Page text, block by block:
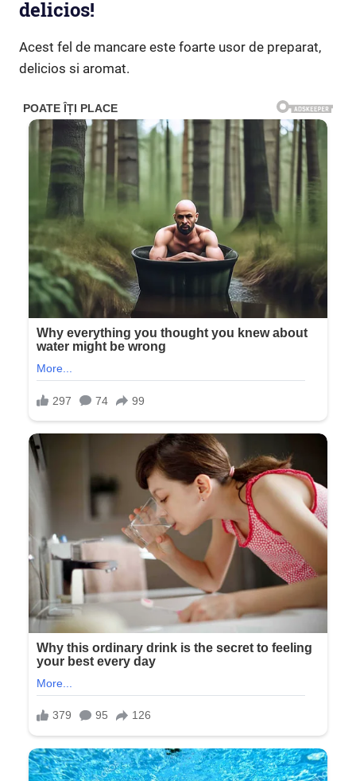
delicios!
Acest fel de mancare este foarte usor de preparat,
delicios si aromat.